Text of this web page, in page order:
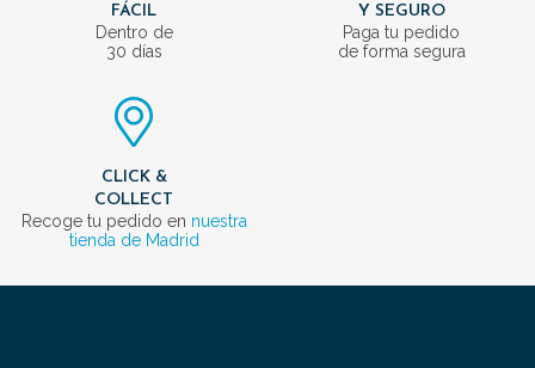
FÁCIL
Dentro de
30 días
Y SEGURO
Paga tu pedido
de forma segura
CLICK &
COLLECT
Recoge tu pedido en nuestra
tienda de Madrid